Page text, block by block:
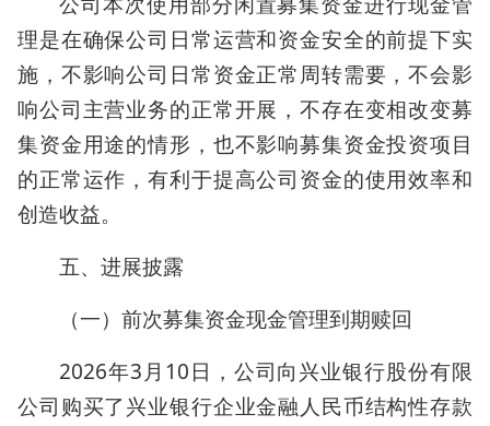
理是在确保公司日常运营和资金安全的前提下实
施，不影响公司日常资金正常周转需要，不会影
响公司主营业务的正常开展，不存在变相改变募
集资金用途的情形，也不影响募集资金投资项目
的正常运作，有利于提高公司资金的使用效率和
创造收益。
五、进展披露
（一）前次募集资金现金管理到期赎回
2026年3月10日，公司向兴业银行股份有限
公司购买了兴业银行企业金融人民币结构性存款